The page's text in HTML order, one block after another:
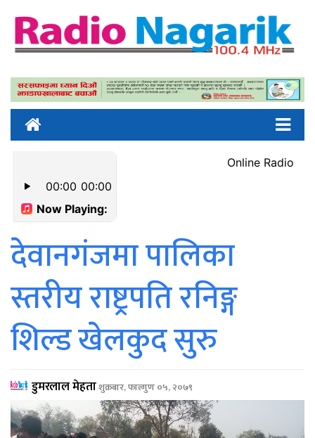
देवानगंजमा पालिका
स्तरीय राष्ट्रपति रनिङ्ग
शिल्ड खेलकुद सुरु
डुमरलाल मेहताशुक्रबार, फाल्गुण ०५, २०७९